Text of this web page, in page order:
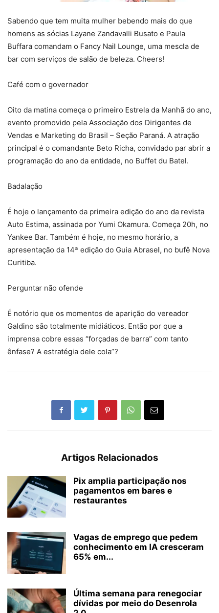
Sabendo que tem muita mulher bebendo mais do que
homens as sócias Layane Zandavalli Busato e Paula
Buffara comandam o Fancy Nail Lounge, uma mescla de
bar com serviços de salão de beleza. Cheers!
Café com o governador
Oito da matina começa o primeiro Estrela da Manhã do ano,
evento promovido pela Associação dos Dirigentes de
Vendas e Marketing do Brasil – Seção Paraná. A atração
principal é o comandante Beto Richa, convidado par abrir a
programação do ano da entidade, no Buffet du Batel.
Badalação
É hoje o lançamento da primeira edição do ano da revista
Auto Estima, assinada por Yumi Okamura. Começa 20h, no
Yankee Bar. Também é hoje, no mesmo horário, a
apresentação da 14ª edição do Guia Abrasel, no bufê Nova
Curitiba.
Perguntar não ofende
É notório que os momentos de aparição do vereador
Galdino são totalmente midiáticos. Então por que a
imprensa cobre essas “forçadas de barra” com tanto
ênfase? A estratégia dele cola”?
Artigos Relacionados
Pix amplia participação nos
pagamentos em bares e
restaurantes
Vagas de emprego que pedem
conhecimento em IA cresceram
65% em...
Última semana para renegociar
dívidas por meio do Desenrola